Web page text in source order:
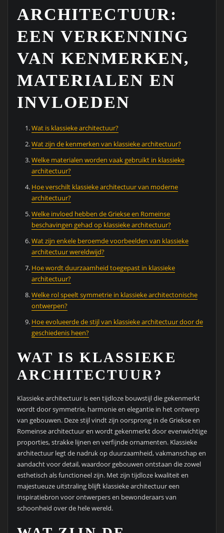
ARCHITECTUUR:
EEN VERKENNING
VAN KENMERKEN,
MATERIALEN EN
INVLOEDEN
Wat is klassieke architectuur?
Wat zijn de kenmerken van klassieke architectuur?
Welke materialen worden vaak gebruikt in klassieke
architectuur?
Hoe verschilt klassieke architectuur van moderne
architectuur?
Welke invloed hebben de Griekse en Romeinse
beschavingen gehad op klassieke architectuur?
Wat zijn enkele beroemde voorbeelden van klassieke
architectuur wereldwijd?
Hoe wordt duurzaamheid toegepast in klassieke
architectuur?
Welke rol speelt symmetrie in klassieke architectonische
ontwerpen?
Hoe evolueerde de stijl van klassieke architectuur door de
geschiedenis heen?
WAT IS KLASSIEKE
ARCHITECTUUR?
Klassieke architectuur is een tijdloze bouwstijl die gekenmerkt
wordt door symmetrie, harmonie en elegantie in het ontwerp
van gebouwen. Deze stijl vindt zijn oorsprong in de Griekse en
Romeinse architectuur en wordt gekenmerkt door evenwichtige
proporties, strakke lijnen en verfijnde ornamenten. Klassieke
architectuur legt de nadruk op duurzaamheid, vakmanschap en
aandacht voor detail, waardoor gebouwen ontstaan die zowel
esthetisch als functioneel zijn. Met zijn tijdloze kwaliteit en
majestueuze uitstraling blijft klassieke architectuur een
inspiratiebron voor ontwerpers en bewonderaars van
schoonheid over de hele wereld.